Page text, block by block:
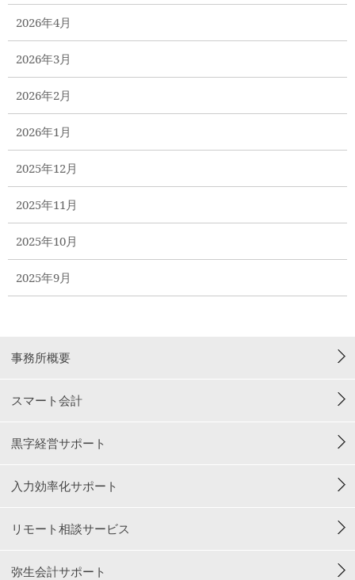
2026年4月
2026年3月
2026年2月
2026年1月
2025年12月
2025年11月
2025年10月
2025年9月
事務所概要
スマート会計
黒字経営サポート
入力効率化サポート
リモート相談サービス
弥生会計サポート